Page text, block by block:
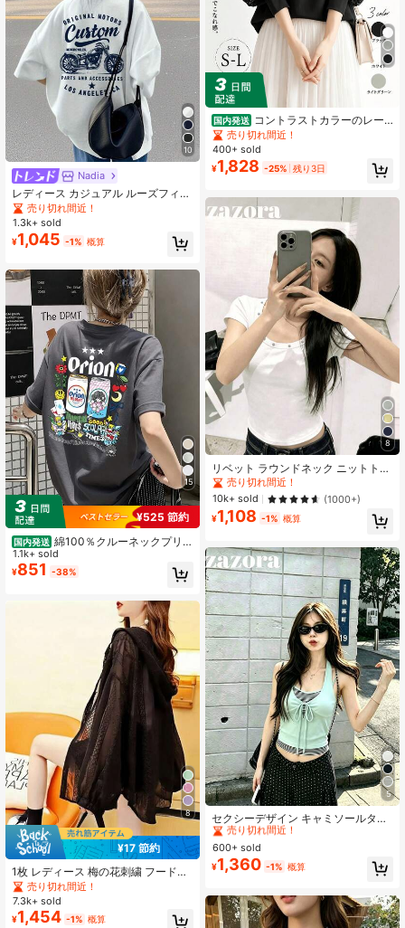
10
Nadia
レディース カジュアル ルーズフィッ
ト ラウンドネック レター&バイク プ
リント 半袖Tシャツ、春夏に活躍 ホ
ワイト
売り切れ間近！
1.3k+ sold
¥1,045 -1% 概算
15
¥525 節約
国内発送 綿100％クルーネックプリン
ト半袖Tシャツ、女性用新作夏服、ス
タイリッシュなゆったりカジュアル
トップス
1.1k+ sold
¥851 -38%
8
¥17 節約
1枚 レディース 梅の花刺繍 フード付
き 長袖シャツ、夏用薄手ルーズアウ
ターウェア、アウトドア日よけ衣類
ブラック
売り切れ間近！
7.3k+ sold
¥1,454 -1% 概算
国内発送 コントラストカラーのレー
スがあしらわれたビショップスリー
ブが特徴的な、女性用カジュアルフ
ード付きスウェットシャツ。夏と秋
の着用に最適です。長袖で着心地の
レギュラーフィットのカバーアップ
です。
売り切れ間近！
400+ sold
¥1,828 -25% 残り3日
8
リベット ラウンドネック ニットトッ
プ、多用途スリムフィット ニッチ 半
袖スリミングトップ、やや低めのネ
ックライン、素材、レディースカジ
ュアルホワイト夏服
売り切れ間近！
10k+ sold
(1000+)
¥1,108 -1% 概算
5
セクシーデザイン キャミソールタン
クトップ レディース、スリムフィッ
ト、フラッタリング、ストライプパ
ッチワーク、クロップド、2in1トッ
プ、夏服
#7 ベストセラー
に 緑色 万能デイリートップス
売り切れ間近！
#7 ベストセラー
売り切れ間近！
#7 ベストセラー
売り切れ間近！
#7 ベストセラー
600+ sold
¥1,360 -1% 概算